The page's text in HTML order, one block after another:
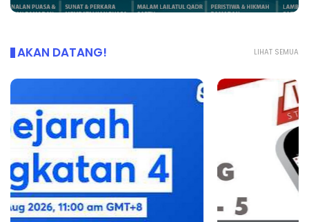
LIHAT SEMUA
AKAN DATANG!